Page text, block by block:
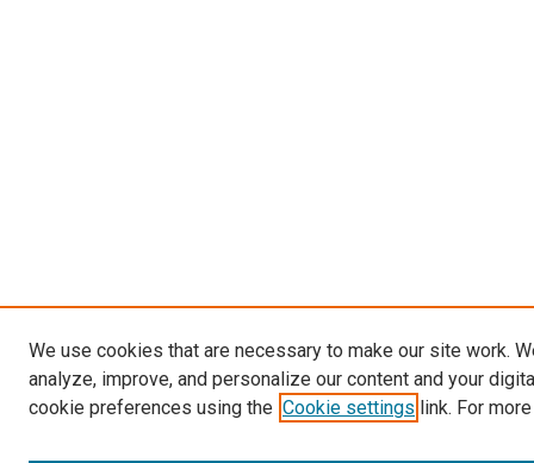
We use cookies that are necessary to make our site work.
analyze, improve, and personalize our content and your
cookie preferences using the Cookie settings link. For